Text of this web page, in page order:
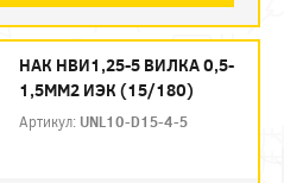
НАК НВИ1,25-5 ВИЛКА 0,5-
1,5ММ2 ИЭК (15/180)
Артикул: UNL10-D15-4-5